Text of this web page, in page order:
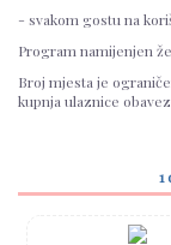
- svakom gostu na
Program namijenjen
Broj mjesta je
kupnja ulaznice
1